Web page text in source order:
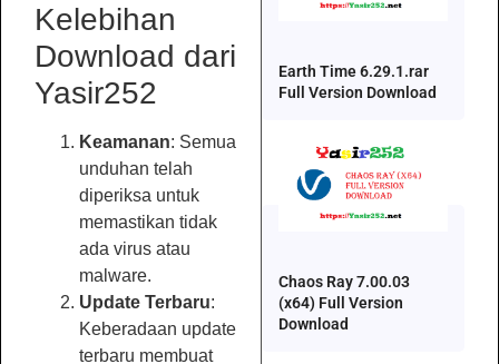
Kelebihan
Download dari
Yasir252
Keamanan: Semua
unduhan telah
diperiksa untuk
memastikan tidak
ada virus atau
malware.
Update Terbaru:
Keberadaan update
terbaru membuat
Earth Time 6.29.1.rar
Full Version Download
Chaos Ray 7.00.03
(x64) Full Version
Download